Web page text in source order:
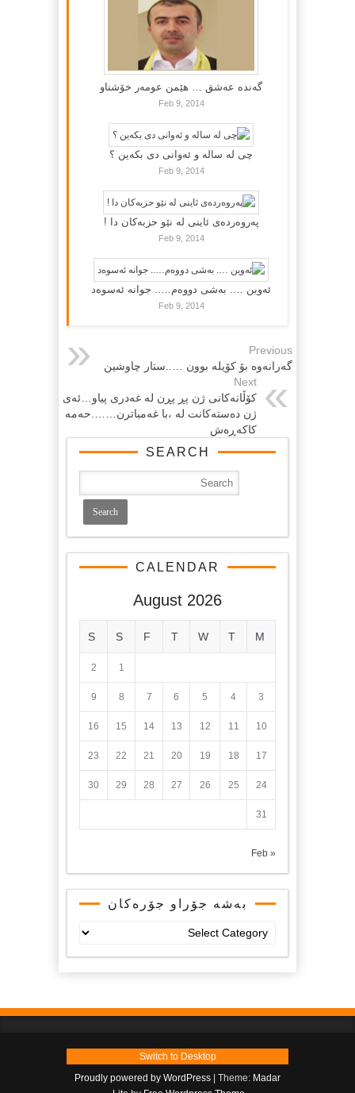
گه‌نده‌ عه‌شق … هێمن عومه‌ر خۆشناو
Feb 9, 2014
چی لە سالە و ئەوانی دی بكەین ؟
Feb 9, 2014
پەروەردەی ئاینی لە نێو حزبەکان دا !
Feb 9, 2014
ئەوین …. بەشی دووەم….. جوانە ئەسوەد
Feb 9, 2014
Previous
گه‌رانه‌وه‌ بۆ كۆیله‌ بوون …..ستار چاوشین
Next
كۆڵانه‌كانی ژن پڕ پڕن له‌ غه‌دری پیاو…ئه‌ی
ژن ده‌سته‌كانت له‌ ،با غه‌مباترن…….حه‌مه‌
کاکه‌ڕه‌ش
SEARCH
CALENDAR
August 2026
M
T
W
T
F
S
S
1
2
3
4
5
6
7
8
9
10
11
12
13
14
15
16
17
18
19
20
21
22
23
24
25
26
27
28
29
30
31
« Feb
بەشە جۆراو جۆرەکان
جۆرەکان
Switch to Desktop
Proudly powered by WordPress
Theme: Madar